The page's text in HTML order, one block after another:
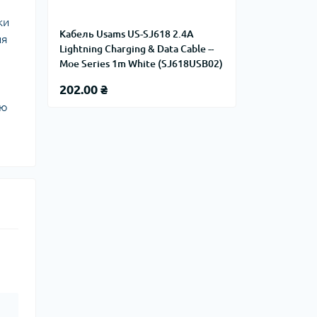
Кабель Usams US-SJ618 2.4A
Lightning Charging & Data Cable --
Moe Series 1m White (SJ618USB02)
202.00 ₴